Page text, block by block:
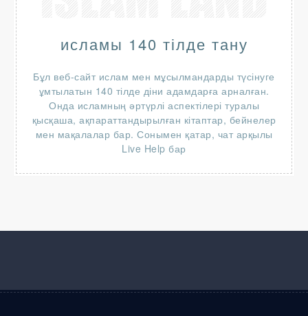
исламы 140 тілде тану
Бұл веб-сайт ислам мен мұсылмандарды түсінуге
ұмтылатын 140 тілде діни адамдарға арналған.
Онда исламның әртүрлі аспектілері туралы
қысқаша, ақпараттандырылған кітаптар, бейнелер
мен мақалалар бар. Сонымен қатар, чат арқылы
Live Help бар